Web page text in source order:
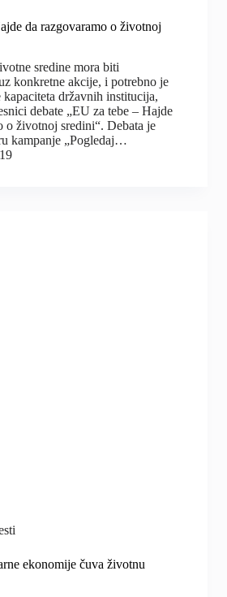
da razgovaramo o životnoj
sredine mora biti
konkretne akcije, i potrebno je
kapaciteta državnih institucija,
debate „EU za tebe – Hajde
o životnoj sredini“. Debata je
kampanje „Pogledaj…
ekonomije čuva životnu